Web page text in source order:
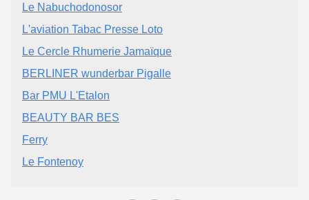
Le Nabuchodonosor
L'aviation Tabac Presse Loto
Le Cercle Rhumerie Jamaïque
BERLINER wunderbar Pigalle
Bar PMU L'Etalon
BEAUTY BAR BES
Ferry
Le Fontenoy